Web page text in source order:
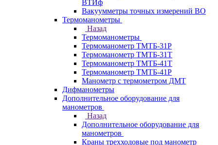
ВТИф
Вакуумметры точных измерений ВО
Термоманометры
Назад
Термоманометры
Термоманометр ТМТБ-31Р
Термоманометр ТМТБ-31Т
Термоманометр ТМТБ-41Т
Термоманометр ТМТБ-41Р
Манометр с термометром ДМТ
Дифманометры
Дополнительное оборудование для
манометров
Назад
Дополнительное оборудование для
манометров
Краны трехходовые под манометр